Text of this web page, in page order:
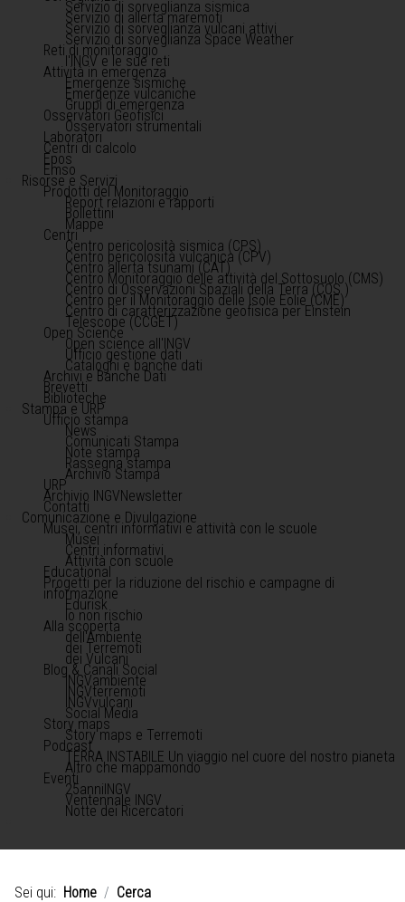
Servizio di sorveglianza sismica
Servizio di allerta maremoti
Servizio di sorveglianza vulcani attivi
Servizio di sorveglianza Space Weather
Reti di monitoraggio
l'INGV e le sue reti
Attività in emergenza
Emergenze sismiche
Emergenze vulcaniche
Gruppi di emergenza
Osservatori Geofisici
Osservatori strumentali
Laboratori
Centri di calcolo
Epos
Emso
Risorse e Servizi
Prodotti del Monitoraggio
Report relazioni e rapporti
Bollettini
Mappe
Centri
Centro pericolosità sismica (CPS)
Centro pericolosità vulcanica (CPV)
Centro allerta tsunami (CAT)
Centro Monitoraggio delle attività del Sottosuolo (CMS)
Centro di Osservazioni Spaziali della Terra (COS )
Centro per il Monitoraggio delle Isole Eolie (CME)
Centro di caratterizzazione geofisica per Einstein
Telescope (CCGET)
Open Science
Open science all'INGV
Ufficio gestione dati
Cataloghi e banche dati
Archivi e Banche Dati
Brevetti
Biblioteche
Stampa e URP
Ufficio stampa
News
Comunicati Stampa
Note stampa
Rassegna stampa
Archivio Stampa
URP
Archivio INGVNewsletter
Contatti
Comunicazione e Divulgazione
Musei, centri informativi e attività con le scuole
Musei
Centri informativi
Attività con scuole
Educational
Progetti per la riduzione del rischio e campagne di
informazione
Edurisk
Io non rischio
Alla scoperta
dell'Ambiente
dei Terremoti
dei Vulcani
Blog & Canali Social
INGVambiente
INGVterremoti
INGVvulcani
Social Media
Story maps
Story maps e Terremoti
Podcast
TERRA INSTABILE Un viaggio nel cuore del nostro pianeta
Altro che mappamondo
Eventi
25anniINGV
Ventennale INGV
Notte dei Ricercatori
Sei qui: Home Cerca